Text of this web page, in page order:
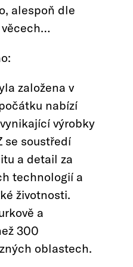
alespoň dle
věcech…
založena v
nabízí
výrobky
se soustředí
a detail za
technologií a
životnosti.
a
300
oblastech.